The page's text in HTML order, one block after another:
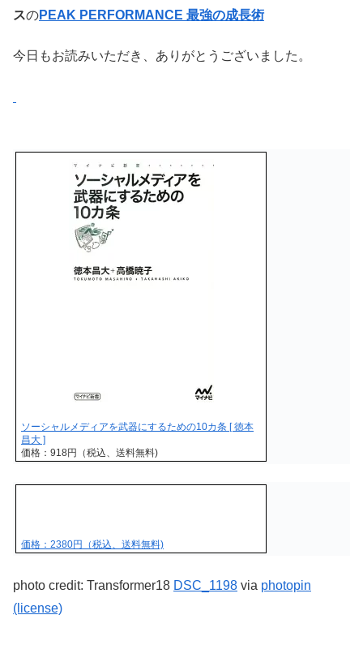
スのPEAK PERFORMANCE 最強の成長術
今日もお読みいただき、ありがとうございました。
ソーシャルメディアを武器にするための10カ条 [ 徳本
昌大 ]
価格：918円（税込、送料無料)
価格：2380円（税込、送料無料)
photo credit: Transformer18 DSC_1198 via photopin
(license)